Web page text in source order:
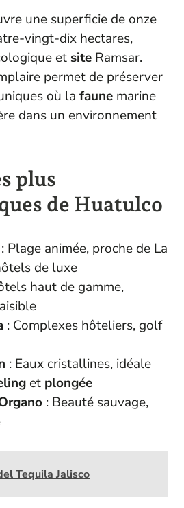
une superficie de onze
vingt-dix hectares,
et site Ramsar.
permet de préserver
où la faune marine
dans un environnement
plus
de Huatulco
: Plage animée, proche de La
de luxe
haut de gamme,
: Complexes hôteliers, golf
: Eaux cristallines, idéale
et plongée
: Beauté sauvage,
Tequila Jalisco